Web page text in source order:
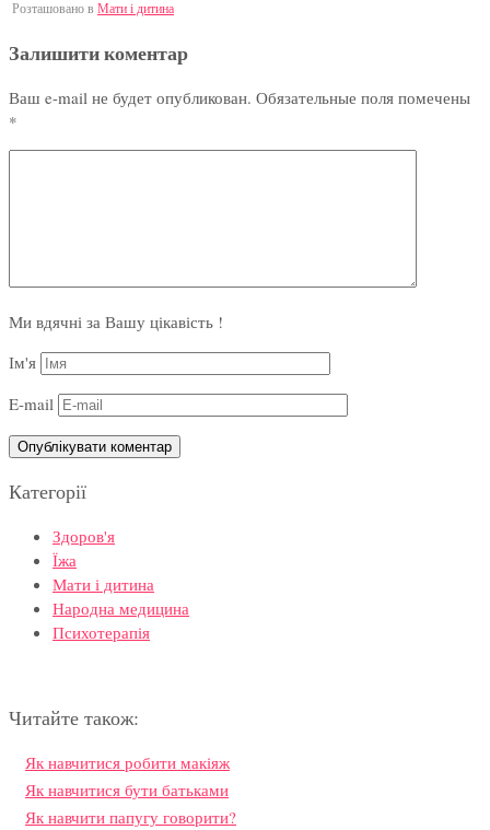
Розташовано в Мати і дитина
Залишити коментар
Ваш e-mail не будет опубликован. Обязательные поля помечены
*
Ми вдячні за Вашу цікавість !
Ім'я
E-mail
Категорії
Здоров'я
Їжа
Мати і дитина
Народна медицина
Психотерапія
Читайте також:
Як навчитися робити макіяж
Як навчитися бути батьками
Як навчити папугу говорити?